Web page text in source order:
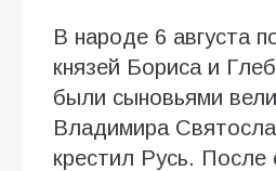
В народе 6 августа
князей Бориса и
были сыновьями
Владимира
крестил Русь. После